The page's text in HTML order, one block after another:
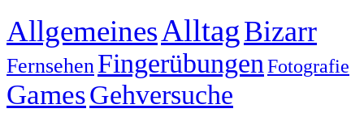
AllgemeinesAlltagBizarr
Fernsehen Fingerübungen Fotografie
GamesGehversuche